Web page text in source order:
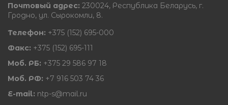
Почтовый адрес: 230024, Республика Беларусь, г.
Гродно, ул. Сырокомли, 8.
Телефон: +375 (152) 695-000
Факс: +375 (152) 695-111
Моб. РБ: +375 29 586 97 18
Моб. РФ: +7 916 503 74 36
E-mail: ntp-s@mail.ru